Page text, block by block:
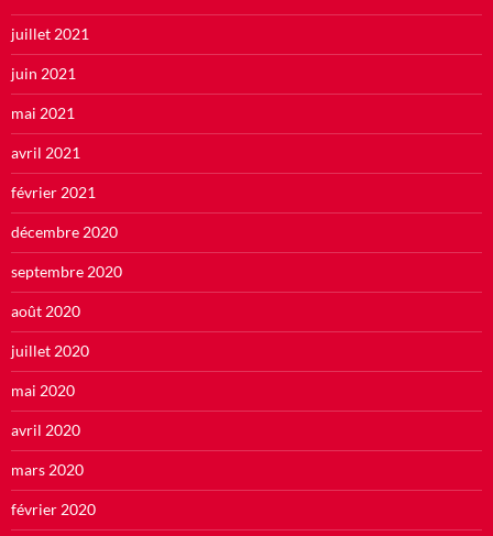
juillet 2021
juin 2021
mai 2021
avril 2021
février 2021
décembre 2020
septembre 2020
août 2020
juillet 2020
mai 2020
avril 2020
mars 2020
février 2020